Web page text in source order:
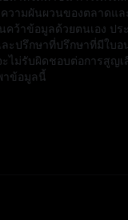
ความผันผวนของตลาดแ
ว้าข้อมูลด้วยตนเอง ปร
ละปรึกษาที่ปรึกษาที่มีใบ
ะไม่รับผิดชอบต่อการสูญเ
าข้อมูลนี้